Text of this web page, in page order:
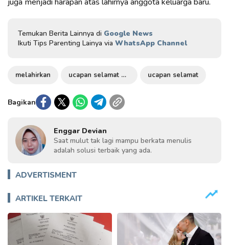
Temukan Berita Lainnya di Google News
Ikuti Tips Parenting Lainya via WhatsApp Channel
melahirkan ucapan selamat melahirkan ucapan selamat
Bagikan
Enggar Devian
Saat mulut tak lagi mampu berkata menulis
adalah solusi terbaik yang ada.
ADVERTISMENT
ARTIKEL TERKAIT